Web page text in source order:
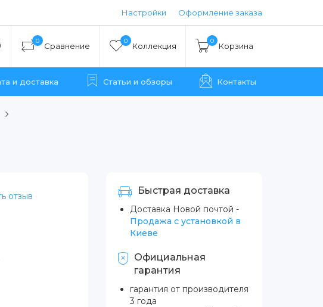
Настройки Оформление заказа
0
Корзина
0
Сравнение
0
Коллекция
и доставка Статьи и обзоры Контакты
отзыв Быстрая доставка
Доставка Новой почтой -
Продажа с установкой в
Киеве
Официальная
гарантия
гарантия от производителя
3 года